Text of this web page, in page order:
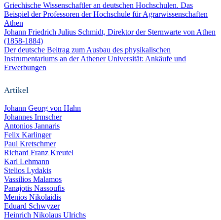
Griechische Wissenschaftler an deutschen Hochschulen. Das
Beispiel der Professoren der Hochschule für Agrarwissenschaften
Athen
Johann Friedrich Julius Schmidt, Direktor der Sternwarte von Athen
(1858-1884)
Der deutsche Beitrag zum Ausbau des physikalischen
Instrumentariums an der Athener Universität: Ankäufe und
Erwerbungen
Artikel
Johann Georg von Hahn
Johannes Irmscher
Antonios Jannaris
Felix Karlinger
Paul Kretschmer
Richard Franz Kreutel
Karl Lehmann
Stelios Lydakis
Vassilios Malamos
Panajotis Nassoufis
Menios Nikolaidis
Eduard Schwyzer
Heinrich Nikolaus Ulrichs